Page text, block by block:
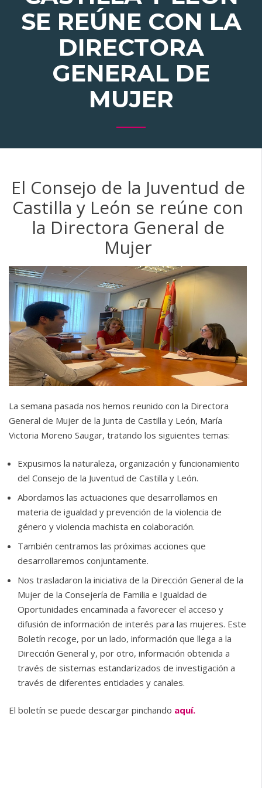
SE REÚNE CON LA
DIRECTORA
GENERAL DE
MUJER
El Consejo de la Juventud de
Castilla y León se reúne con
la Directora General de
Mujer
La semana pasada nos hemos reunido con la Directora
General de Mujer de la Junta de Castilla y León, María
Victoria Moreno Saugar, tratando los siguientes temas:
Expusimos la naturaleza, organización y funcionamiento
del Consejo de la Juventud de Castilla y León.
️Abordamos las actuaciones que desarrollamos en
materia de igualdad y prevención de la violencia de
género y violencia machista en colaboración.
️También centramos las próximas acciones que
desarrollaremos conjuntamente.
Nos trasladaron la iniciativa de la Dirección General de la
Mujer de la Consejería de Familia e Igualdad de
Oportunidades encaminada a favorecer el acceso y
difusión de información de interés para las mujeres. Este
Boletín recoge, por un lado, información que llega a la
Dirección General y, por otro, información obtenida a
través de sistemas estandarizados de investigación a
través de diferentes entidades y canales.
El boletín se puede descargar pinchando aquí.